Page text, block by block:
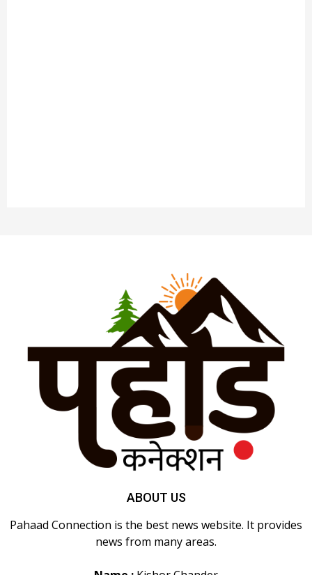
ABOUT US
Pahaad Connection is the best news website. It provides
news from many areas.